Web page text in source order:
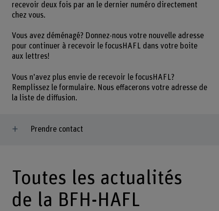
recevoir deux fois par an le dernier numéro directement
chez vous.
Vous avez déménagé? Donnez-nous votre nouvelle adresse
pour continuer à recevoir le focusHAFL dans votre boite
aux lettres!
Vous n’avez plus envie de recevoir le focusHAFL?
Remplissez le formulaire. Nous effacerons votre adresse de
la liste de diffusion.
Prendre contact
Toutes les actualités
de la BFH-HAFL